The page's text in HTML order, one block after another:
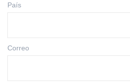
País
Correo